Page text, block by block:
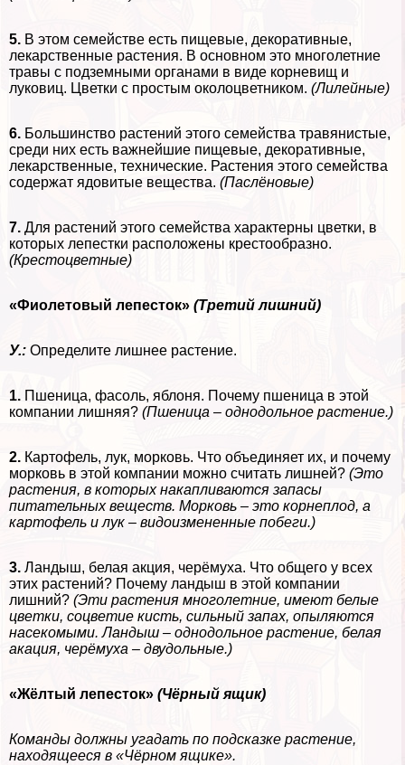
5. В этом семействе есть пищевые, декоративные,
лекарственные растения. В основном это многолетние
травы с подземными органами в виде корневищ и
луковиц. Цветки с простым околоцветником. (Лилейные)
6. Большинство растений этого семейства травянистые,
среди них есть важнейшие пищевые, декоративные,
лекарственные, технические. Растения этого семейства
содержат ядовитые вещества. (Паслёновые)
7. Для растений этого семейства хаpaктерны цветки, в
которых лепестки расположены крестообразно.
(Крестоцветные)
«Фиолетовый лепесток» (Третий лишний)
У.: Определите лишнее растение.
1. Пшеница, фасоль, яблоня. Почему пшеница в этой
компании лишняя? (Пшеница – однодольное растение.)
2. Картофель, лук, морковь. Что объединяет их, и почему
морковь в этой компании можно считать лишней? (Это
растения, в которых накапливаются запасы
питательных веществ. Морковь – это корнеплод, а
картофель и лук – видоизмененные побеги.)
3. Ландыш, белая акция, черёмуха. Что общего у всех
этих растений? Почему ландыш в этой компании
лишний? (Эти растения многолетние, имеют белые
цветки, соцветие кисть, сильный запах, опыляются
насекомыми. Ландыш – однодольное растение, белая
акация, черёмуха – двудольные.)
«Жёлтый лепесток» (Чёрный ящик)
Комaнды должны угадать по подсказке растение,
находящееся в «Чёрном ящике».